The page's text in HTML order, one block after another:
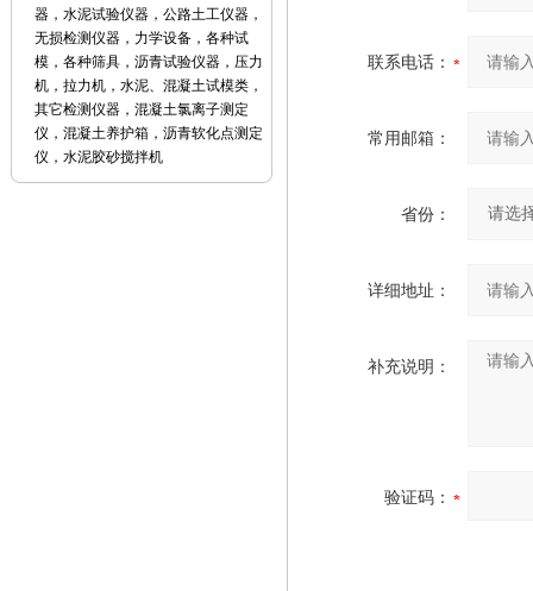
器，水泥试验仪器，公路土工仪器，
无损检测仪器，力学设备，各种试
模，各种筛具，沥青试验仪器，压力
机，拉力机，水泥、混凝土试模类，
其它检测仪器，混凝土氯离子测定
仪，混凝土养护箱，沥青软化点测定
仪，水泥胶砂搅拌机
联系电话：
常用邮箱：
省份：
详细地址：
补充说明：
验证码：